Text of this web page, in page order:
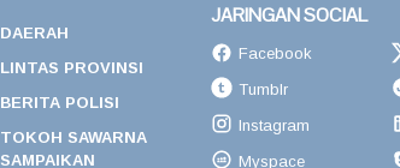
DAERAH
LINTAS PROVINSI
BERITA POLISI
TOKOH SAWARNA
SAMPAIKAN
JARINGAN SOCIAL
Facebook
Tumblr
Instagram
Myspace